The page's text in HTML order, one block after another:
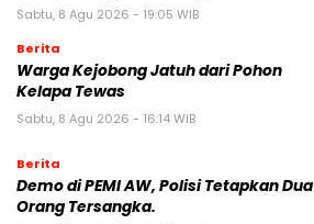
Sabtu, 8 Agu 2026 - 19:05 WIB
Berita
Warga Kejobong Jatuh dari Pohon
Kelapa Tewas
Sabtu, 8 Agu 2026 - 16:14 WIB
Berita
Demo di PEMI AW, Polisi Tetapkan Dua
Orang Tersangka.